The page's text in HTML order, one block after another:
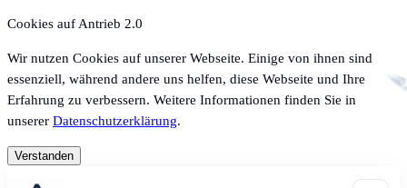
Cookies auf Antrieb 2.0
Wir nutzen Cookies auf unserer Webseite. Einige von ihnen sind
essenziell, während andere uns helfen, diese Webseite und Ihre
Erfahrung zu verbessern. Weitere Informationen finden Sie in
unserer Datenschutzerklärung.
Verstanden